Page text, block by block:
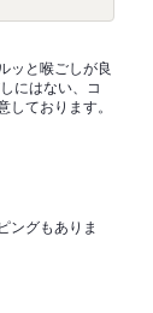
ッと喉ごしが良
にはない、コ
ております。
ングもありま